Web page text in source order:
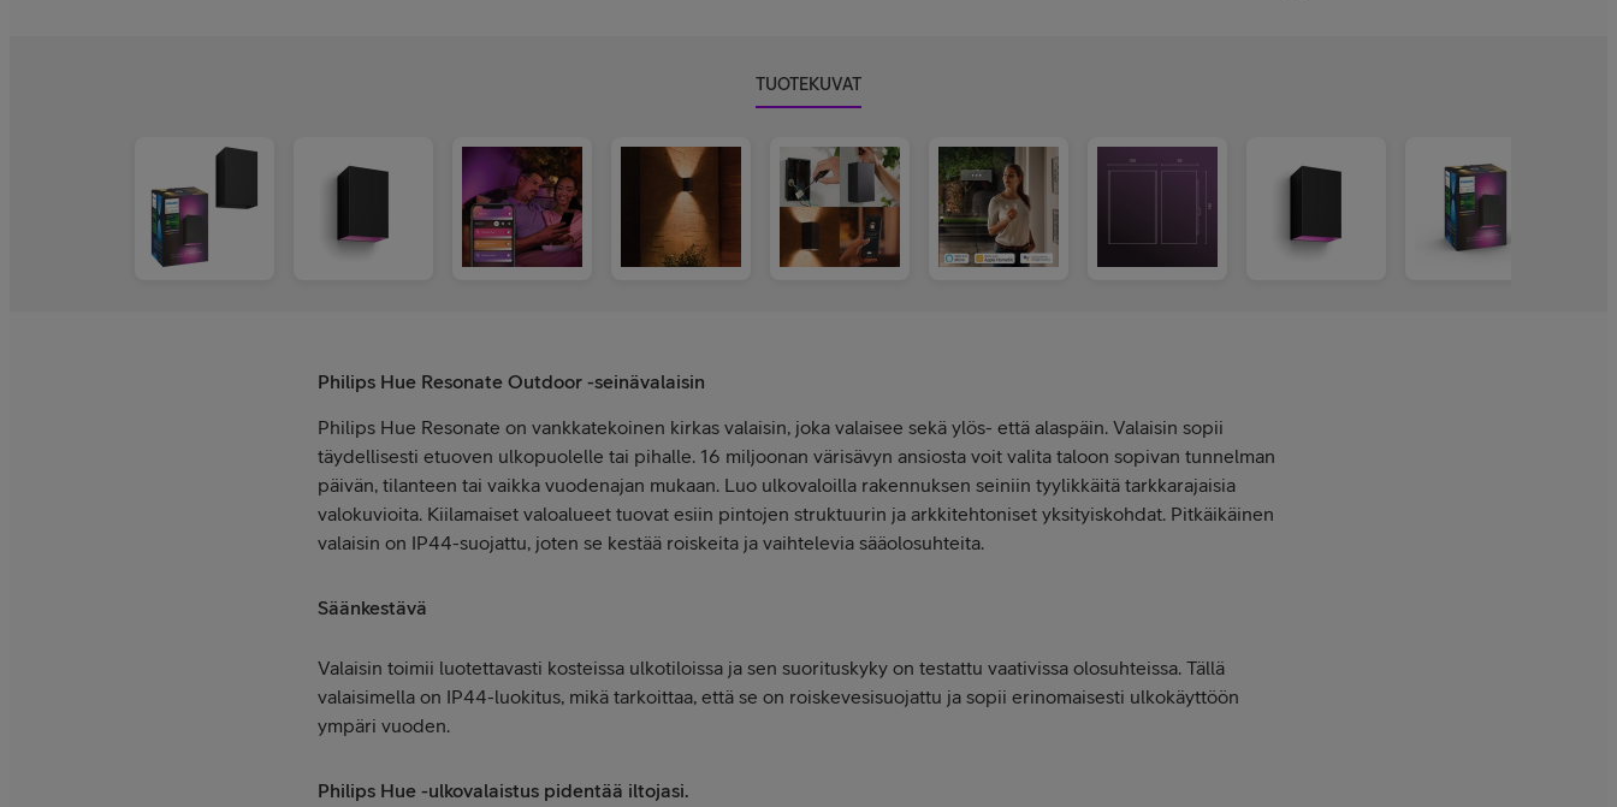
TUOTEKUVAT
Philips Hue Resonate Outdoor -seinävalaisin
Philips Hue Resonate on vankkatekoinen kirkas valaisin, joka valaisee sekä ylös- että alaspäin. Valaisin sopii
täydellisesti etuoven ulkopuolelle tai pihalle. 16 miljoonan värisävyn ansiosta voit valita taloon sopivan tunnelman
päivän, tilanteen tai vaikka vuodenajan mukaan. Luo ulkovaloilla rakennuksen seiniin tyylikkäitä tarkkarajaisia
valokuvioita. Kiilamaiset valoalueet tuovat esiin pintojen struktuurin ja arkkitehtoniset yksityiskohdat. Pitkäikäinen
valaisin on IP44-suojattu, joten se kestää roiskeita ja vaihtelevia sääolosuhteita.
Säänkestävä
Valaisin toimii luotettavasti kosteissa ulkotiloissa ja sen suorituskyky on testattu vaativissa olosuhteissa. Tällä
valaisimella on IP44-luokitus, mikä tarkoittaa, että se on roiskevesisuojattu ja sopii erinomaisesti ulkokäyttöön
ympäri vuoden.
Philips Hue -ulkovalaistus pidentää iltojasi.